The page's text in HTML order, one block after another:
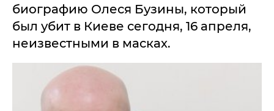
биографию Олеся Бузины, который
был убит в Киеве сегодня, 16 апреля,
неизвестными в масках.